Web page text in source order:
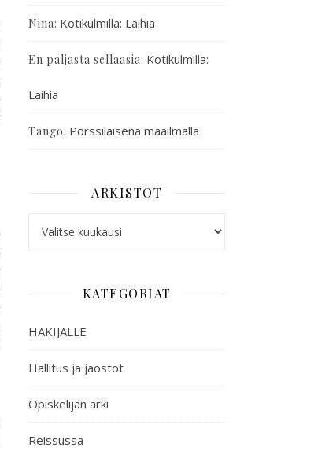
Nina: Kotikulmilla: Laihia
En paljasta sellaasia: Kotikulmilla:
Laihia
Tango: Pörssiläisenä maailmalla
ARKISTOT
KATEGORIAT
HAKIJALLE
Hallitus ja jaostot
Opiskelijan arki
Reissussa